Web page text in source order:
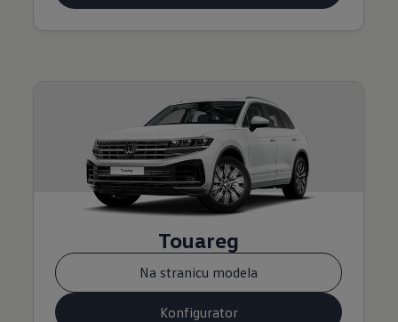
Touareg
Na stranicu modela
Konfigurator